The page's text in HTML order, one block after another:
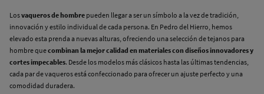
Losvaqueros de hombre pueden llegar a ser un símbolo a la vez de tradición,
innovación y estilo individual de cada persona. En Pedro del Hierro, hemos
elevado esta prenda a nuevas alturas, ofreciendo una selección de tejanos para
hombre quecombinan la mejor calidad en materiales con diseños innovadores y
cortes impecables. Desde los modelos más clásicos hasta las últimas tendencias,
cada par de vaqueros está confeccionado para ofrecer un ajuste perfecto y una
comodidad duradera.